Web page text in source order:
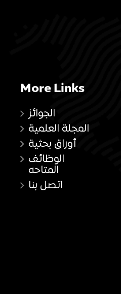
More Links
الجوائز
المجلة العلمية
أوراق بحثية
الوظائف
المتاحه
اتصل بنا